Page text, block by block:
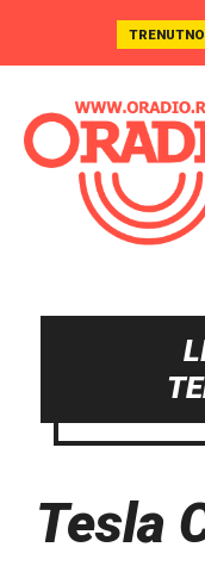
TRENUTNO
Tesla